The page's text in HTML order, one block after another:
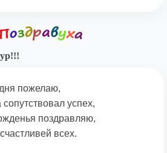
пожелаю,
успех,
поздравляю,
всех.